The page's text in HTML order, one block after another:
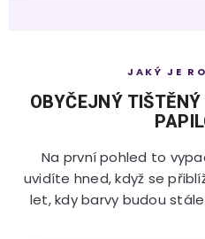
JAKÝ JE
OBYČEJNÝ
Na první pohled to
uvidíte hned, když se
let, kdy barvy budou